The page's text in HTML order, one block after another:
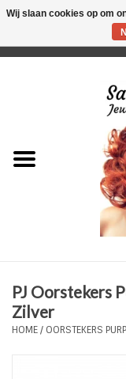
Just for Him
Plus Size Sieraden
PJ Oorstekers
Zilver
HOME/ OORSTEKERS
Wij slaan cookies op om